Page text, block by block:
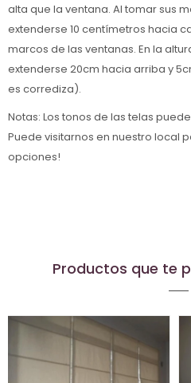
alta que la ventana. Al tomar sus
extenderse 10 centímetros hacia
marcos de las ventanas. En la
extenderse 20cm hacia arriba y
es corrediza).
Notas: Los tonos de las telas
Puede visitarnos en nuestro local
opciones!
Productos que te